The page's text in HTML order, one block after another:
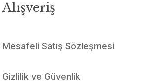
Alışveriş
Mesafeli Satış Sözleşmesi
Gizlilik ve Güvenlik